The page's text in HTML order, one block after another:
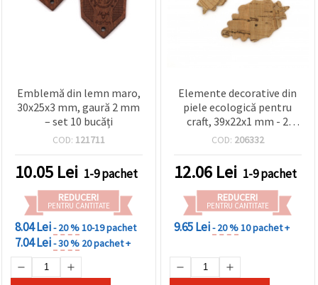
Emblemă din lemn maro,
30x25x3 mm, gaură 2 mm
– set 10 bucăți
COD: 121711
10.05 Lei 1-9 pachet
REDUCERI
PENTRU CANTITATE
8.04 Lei- 20 %10-19 pachet
7.04 Lei- 30 % 20 pachet +
Elemente decorative din
piele ecologică pentru
craft, 39x22x1 mm - 2
bucăți
COD: 206332
12.06 Lei 1-9 pachet
REDUCERI
PENTRU CANTITATE
9.65 Lei- 20 %10 pachet +